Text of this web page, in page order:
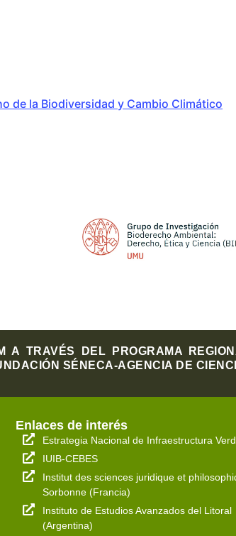
de la Biodiversidad y Cambio Climático
A TRAVÉS DEL PROGRAMA
SÉNECA-AGENCIA DE
Enlaces de interés
Estrategia Nacional de Infraestructura
IUIB-CEBES
Institut des sciences juridique et
Sorbonne (Francia)
Instituto de Estudios Avanzados del Litoral
(Argentina)